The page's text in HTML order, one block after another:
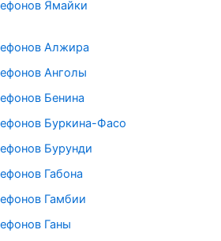
Ямайки
Алжира
Анголы
Бенина
Буркина-Фасо
Бурунди
Габона
Гамбии
Ганы